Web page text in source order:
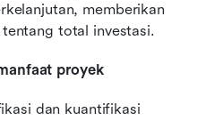
memberikan
total investasi.
proyek
dan kuantifikasi